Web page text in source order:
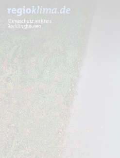
Klimaschutz im Kreis
Recklinghausen